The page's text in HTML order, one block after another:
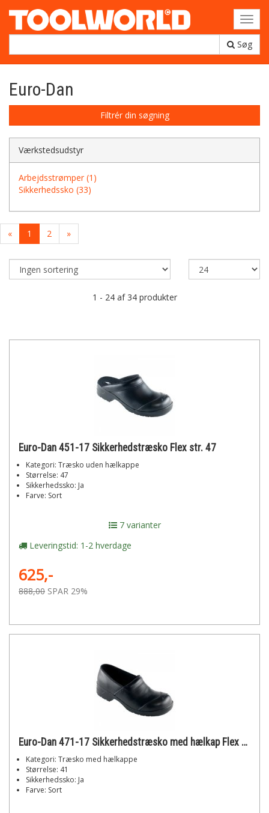
Søg
Euro-Dan
Filtrér din søgning
Værkstedsudstyr
Arbejdsstrømper (1)
Sikkerhedssko (33)
« 1 2 »
1 - 24 af 34 produkter
Euro-Dan 451-17 Sikkerhedstræsko Flex str. 47
Kategori: Træsko uden hælkappe
Størrelse: 47
Sikkerhedssko: Ja
Farve: Sort
7 varianter
Leveringstid: 1-2 hverdage
625,-
888,00 SPAR 29%
Euro-Dan 471-17 Sikkerhedstræsko med hælkap Flex str. 41
Kategori: Træsko med hælkappe
Størrelse: 41
Sikkerhedssko: Ja
Farve: Sort